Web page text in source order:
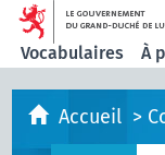
Vocabulaires À
Accueil >